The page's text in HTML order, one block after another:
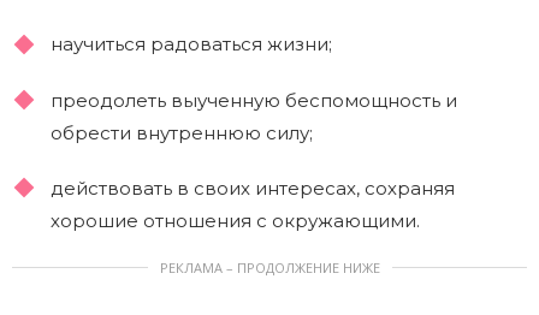
научиться радоваться жизни;
преодолеть выученную беспомощность и
обрести внутреннюю силу;
действовать в своих интересах, сохраняя
хорошие отношения с окружающими.
РЕКЛАМА – ПРОДОЛЖЕНИЕ НИЖЕ